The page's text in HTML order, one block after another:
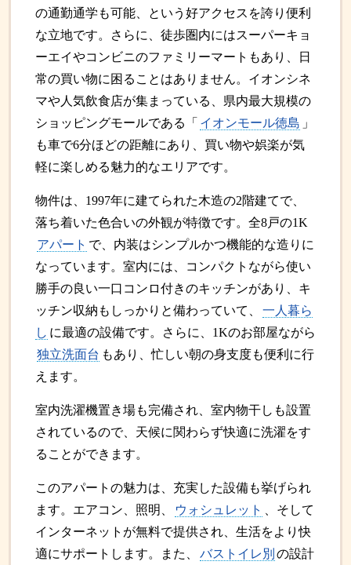
の通勤通学も可能、という好アクセスを誇り便利
な立地です。さらに、徒歩圏内にはスーパーキョ
ーエイやコンビニのファミリーマートもあり、日
常の買い物に困ることはありません。イオンシネ
マや人気飲食店が集まっている、県内最大規模の
ショッピングモールである「 イオンモール徳島 」
も車で6分ほどの距離にあり、買い物や娯楽が気
軽に楽しめる魅力的なエリアです。
物件は、1997年に建てられた木造の2階建てで、
落ち着いた色合いの外観が特徴です。全8戸の1K
アパート で、内装はシンプルかつ機能的な造りに
なっています。室内には、コンパクトながら使い
勝手の良い一口コンロ付きのキッチンがあり、キ
ッチン収納もしっかりと備わっていて、
一人暮ら
し に最適の設備です。さらに、1Kのお部屋ながら
独立洗面台 もあり、忙しい朝の身支度も便利に行
えます。
室内洗濯機置き場も完備され、室内物干しも設置
されているので、天候に関わらず快適に洗濯をす
ることができます。
このアパートの魅力は、充実した設備も挙げられ
ます。エアコン、照明、
ウォシュレット
、そして
インターネットが無料で提供され、生活をより快
適にサポートします。また、
バストイレ別 の設計